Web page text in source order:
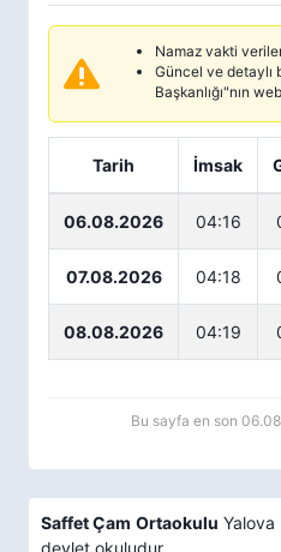
Namaz vakti
Güncel ve detaylı
Başkanlığı"nın
Tarih İmsak
06.08.2026 04:16
07.08.2026 04:18
08.08.2026 04:19
Bu sayfa en son
Saffet Çam Ortaokulu
devlet okuludur.